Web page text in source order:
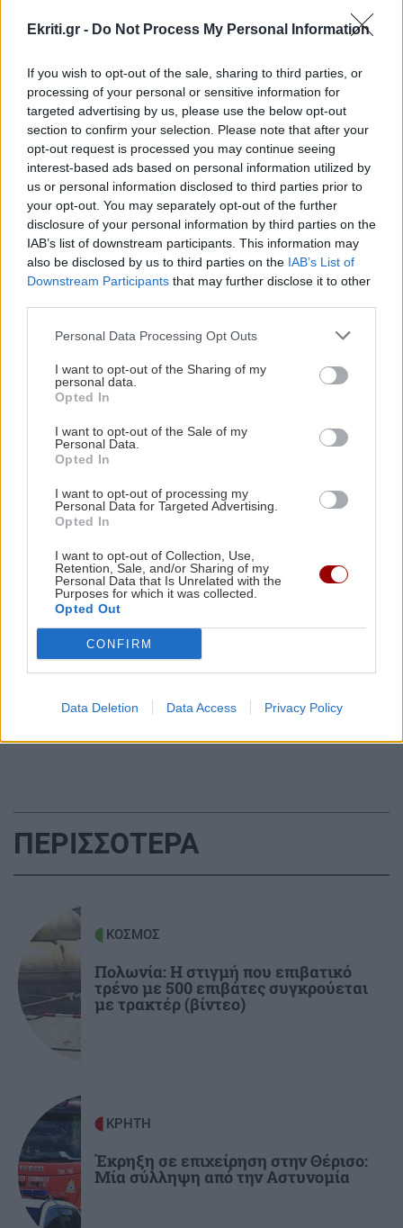
Ekriti.gr - Do Not Process My Personal Information
If you wish to opt-out of the sale, sharing to third parties, or
processing of your personal or sensitive information for
targeted advertising by us, please use the below opt-out
section to confirm your selection. Please note that after your
opt-out request is processed you may continue seeing
interest-based ads based on personal information utilized by
us or personal information disclosed to third parties prior to
your opt-out. You may separately opt-out of the further
disclosure of your personal information by third parties on the
IAB’s list of downstream participants. This information may
also be disclosed by us to third parties on the IAB’s List of
Downstream Participants that may further disclose it to other
Personal Data Processing Opt Outs
I want to opt-out of the Sharing of my
personal data.
Opted In
I want to opt-out of the Sale of my
Personal Data.
Opted In
I want to opt-out of processing my
Personal Data for Targeted Advertising.
Opted In
I want to opt-out of Collection, Use,
Retention, Sale, and/or Sharing of my
Personal Data that Is Unrelated with the
Purposes for which it was collected.
Opted Out
CONFIRM
Data Deletion Data Access Privacy Policy
Ακολουθήστε το ekriti.gr στο Google Newsκαι
μάθετε πρώτοι όλες τις ειδήσεις για την Κρήτη
και όχι μόνο.
φύλλα Λεμόνι Ρύζι
ΡΟΗ ΕΙΔΗΣΕΩΝ
10:10
ΚΟΣΜΟΣ
Πολωνία: Η στιγμή που επιβατικό τρένο με 500
επιβάτες συγκρούεται με τρακτέρ (βίντεο)
09:54
ΚΡΗΤΗ
Έκρηξη σε επιχείρηση στην Θέρισο: Μία
σύλληψη από την Αστυνομία
Δήμος Βιάννου: Οι ώρες και οι μέρες
λειτουργίας του γραφείου Δακοκτονίας
ΚΟΣΜΟΣ
Ακρίδες σκέπασαν τον ουρανό στη Ρωσία:
Φαραώ» (βίντεο)
Σταμάτησαν τα εναέρια μέσα
09:17
ΚΡΗΤΗ
λίγες ώρες...
09:09
ΚΡΗΤΗ
Αμμουδάρα: Τα γενέθλια που έγιναν
μνημόσυνο – "Λύγισαν και οι πέτρες" για τον
21χρονο Νικήτα
GOSSIP - LIFESTYLE
Influencer εκτελέστηκε «σε ζωντανή
ΚΡΗΤΗ
Ιεράπετρα: Νέα διάσωση μεταναστών στα
Όλες οι ειδήσεις
ΠΕΡΙΣΣΟΤΕΡΑ
ΚΟΣΜΟΣ
Πολωνία: Η στιγμή που επιβατικό
τρένο με 500 επιβάτες συγκρούεται
με τρακτέρ (βίντεο)
ΚΡΗΤΗ
Έκρηξη σε επιχείρηση στην Θέρισο:
Μία σύλληψη από την Αστυνομία